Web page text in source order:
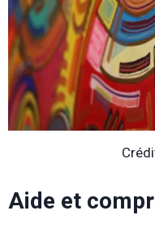
Aide et